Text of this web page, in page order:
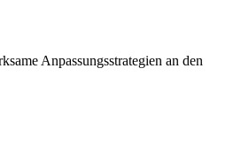
Anpassungsstrategien an den